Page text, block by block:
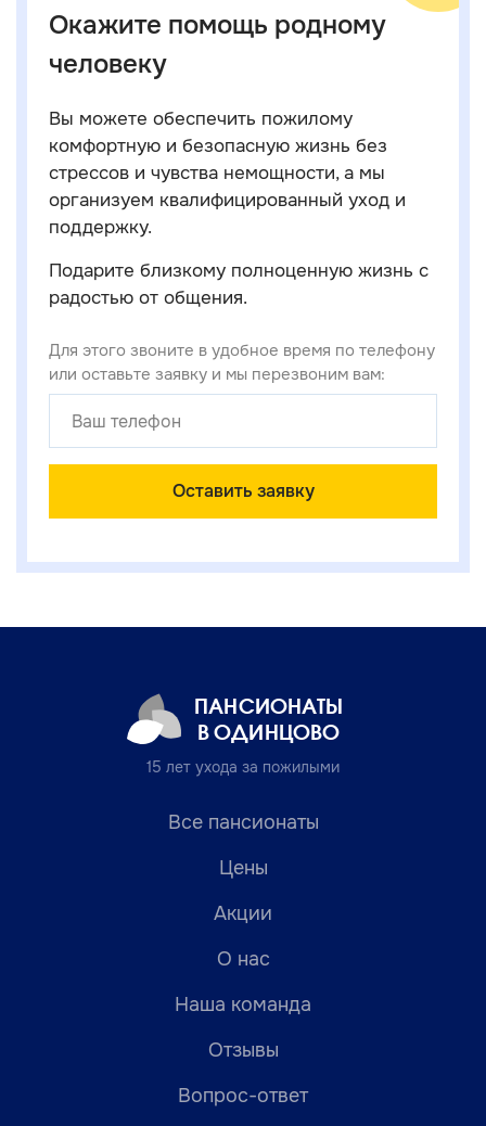
Окажите помощь родному
человеку
Вы можете обеспечить пожилому
комфортную и безопасную жизнь без
стрессов и чувства немощности, а мы
организуем квалифицированный уход и
поддержку.
Подарите близкому полноценную жизнь с
радостью от общения.
Для этого звоните в удобное время по телефону
или оставьте заявку и мы перезвоним вам:
Оставить заявку
ПАНСИОНАТЫ
В ОДИНЦОВО
15 лет ухода за пожилыми
Все пансионаты
Цены
Акции
О нас
Наша команда
Отзывы
Вопрос-ответ